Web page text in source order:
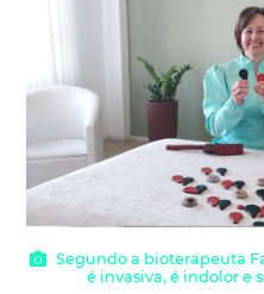
Segundo a bioterapeuta
é invasiva, é indolor e